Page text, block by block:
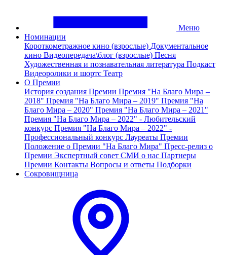
Меню
Номинации
Короткометражное кино (взрослые) Документальное
кино Видеопередача\блог (взрослые) Песня
Художественная и познавательная литература Подкаст
Видеоролики и шортс Театр
О Премии
История создания Премии Премия "На Благо Мира –
2018" Премия "На Благо Мира – 2019" Премия "На
Благо Мира – 2020" Премия "На Благо Мира – 2021"
Премия "На Благо Мира – 2022" - Любительский
конкурс Премия "На Благо Мира – 2022" -
Профессиональный конкурс Лауреаты Премии
Положение о Премии "На Благо Мира" Пресс-релиз о
Премии Экспертный совет СМИ о нас Партнеры
Премии Контакты Вопросы и ответы Подборки
Сокровищница